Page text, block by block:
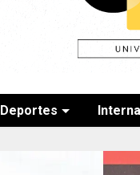
Deportes